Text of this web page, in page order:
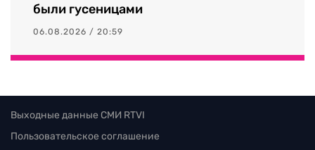
были гусеницами
06.08.2026 / 20:59
Выходные данные СМИ RTVI
Пользовательское соглашение